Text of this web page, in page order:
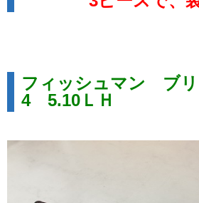
フィッシュマン ブリ
4 5.10ＬＨ